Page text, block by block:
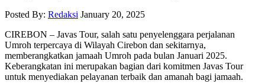
Posted By: Redaksi January 20, 2025
CIREBON – Javas Tour, salah satu penyelenggara perjalanan
Umroh terpercaya di Wilayah Cirebon dan sekitarnya,
memberangkatkan jamaah Umroh pada bulan Januari 2025.
Keberangkatan ini merupakan bagian dari komitmen Javas Tour
untuk menyediakan pelayanan terbaik dan amanah bagi jamaah.